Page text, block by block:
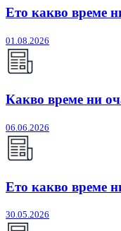
Ето какво време
01.08.2026
Какво време ни
06.06.2026
Ето какво време
30.05.2026